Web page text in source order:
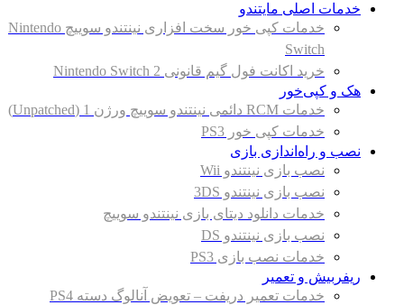
خدمات اصلی مایتندو
خدمات کپی خور سخت افزاری نینتندو سوییچ Nintendo
Switch
خرید اکانت فول گیم قانونی Nintendo Switch 2
هک و کپی‌خور
خدمات RCM دائمی نینتندو سوییچ ورژن 1 (Unpatched)
خدمات کپی خور PS3
نصب و راه‌اندازی بازی
نصب بازی نینتندو Wii
نصب بازی نینتندو 3DS
خدمات دانلود دیتای بازی نینتندو سوییچ
نصب بازی نینتندو DS
خدمات نصب بازی PS3
ریفربیش و تعمیر
خدمات تعمیر دریفت – تعویض آنالوگ دسته PS4